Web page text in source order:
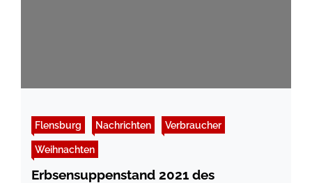
Flensburg Nachrichten Verbraucher
Weihnachten
Erbsensuppenstand 2021 des